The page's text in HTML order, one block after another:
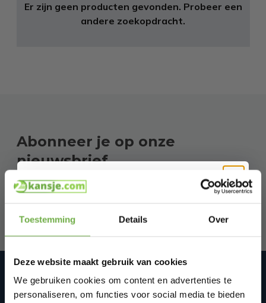
Toestemming Details Over
Deze website maakt gebruik van cookies
We gebruiken cookies om content en advertenties te
personaliseren, om functies voor social media te bieden
Er zijn geen producten gevonden. Probeer een
andere zoekopdracht.
Abonneer je op onze
nieuwsbrief
Blijf op de hoogte van onze laatste acties!
2dekansje.com Tweedekans,
internetretouren & restvoorraad
We zijn op werkdagen van 10:00-17:00 via WhatsApp
Schrijf je in en ontvang
Bij 2dekansje.com profiteer je van
kortingen tot wel 70%.